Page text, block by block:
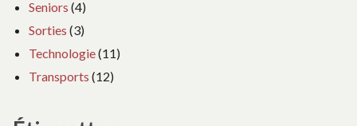
Seniors (4)
Sorties (3)
Technologie(11)
Transports (12)